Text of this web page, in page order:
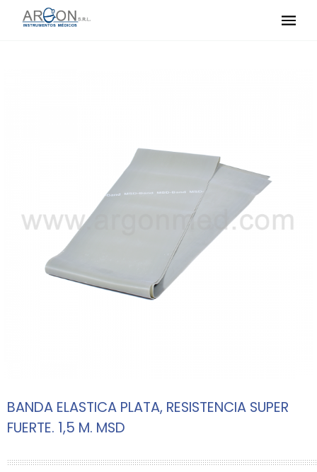
BANDA ELASTICA PLATA, RESISTENCIA SUPER
FUERTE. 1,5 M. MSD